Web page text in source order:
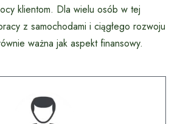
klientom. Dla wielu osób w tej
z samochodami i ciągłego rozwoju
ważna jak aspekt finansowy.